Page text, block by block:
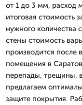
от 1 до 3 мм, расход
итоговая стоимость
нужного количества
стены стоимость
производится после
помещения в
перепады, трещины,
предлагаем
защите покрытия.